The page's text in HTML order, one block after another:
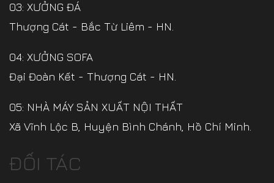
03: XƯỞNG ĐÁ
Thượng Cát - Bắc Từ Liêm - HN.
04: XƯỞNG SOFA
Đại Đoàn Kết - Thượng Cát - HN.
05: NHÀ MÁY SẢN XUẤT NỘI THẤT
Xã Vĩnh Lộc B, Huyện Bình Chánh, Hồ Chí Minh.
ĐỐI TÁC